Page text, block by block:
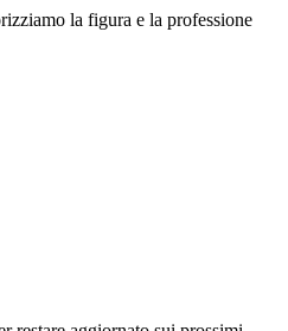
la figura e la professione